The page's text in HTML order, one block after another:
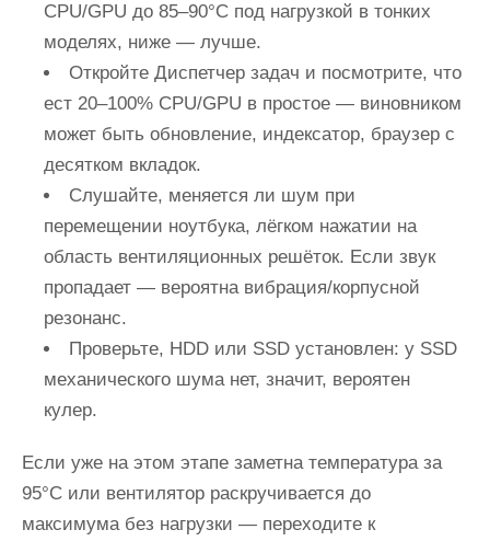
CPU/GPU до 85–90°C под нагрузкой в тонких
моделях, ниже — лучше.
Откройте Диспетчер задач и посмотрите, что
ест 20–100% CPU/GPU в простое — виновником
может быть обновление, индексатор, браузер с
десятком вкладок.
Слушайте, меняется ли шум при
перемещении ноутбука, лёгком нажатии на
область вентиляционных решёток. Если звук
пропадает — вероятна вибрация/корпусной
резонанс.
Проверьте, HDD или SSD установлен: у SSD
механического шума нет, значит, вероятен
кулер.
Если уже на этом этапе заметна температура за
95°C или вентилятор раскручивается до
максимума без нагрузки — переходите к